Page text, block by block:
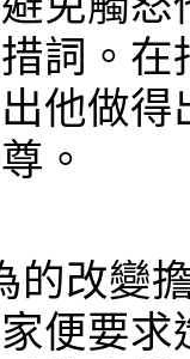
詞。
他做得
。
的改變
便要